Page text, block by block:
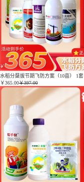
水稻分蘖拔节期飞防方案（10亩） 1套
￥365.00￥397.00